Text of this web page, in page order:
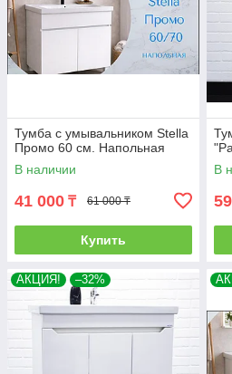
Тумба с умывальником Stella
Промо 60 см. Напольная
В наличии
41 000 ₸ 61 000 ₸
Купить
В
АКЦИЯ! –32%